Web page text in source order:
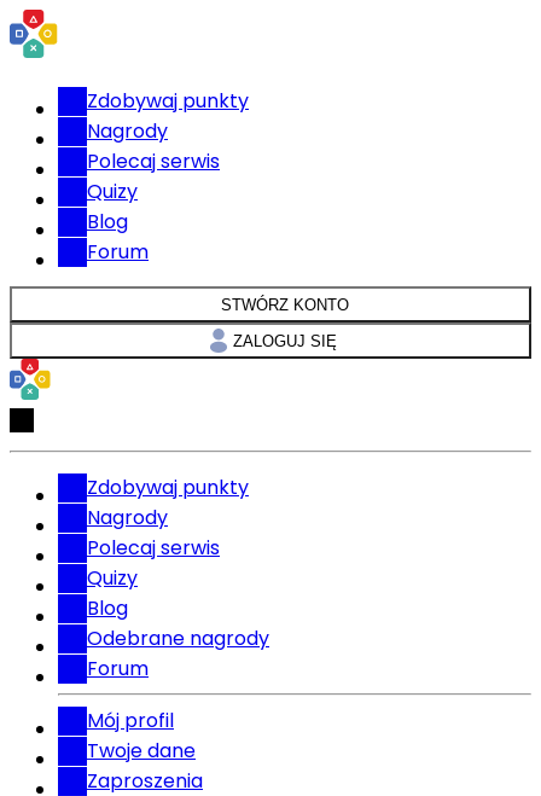
Zdobywaj punkty
Nagrody
Polecaj serwis
Quizy
Blog
Forum
STWÓRZ KONTO
ZALOGUJ SIĘ
Zdobywaj punkty
Nagrody
Polecaj serwis
Quizy
Blog
Odebrane nagrody
Forum
Mój profil
Twoje dane
Zaproszenia